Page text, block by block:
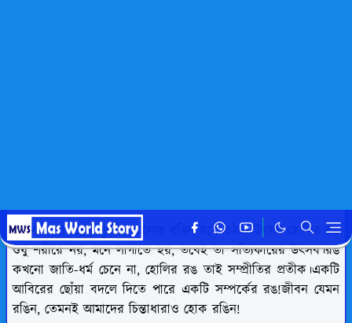
হোলি হলো নতুন সূর্যের আলোয় রঙিন হয়ে ওঠার উৎসব।হোলির রঙ
শুধু শরীরে নয়, মনে লাগাতে হয়, তবেই তা সত্যিকারের উৎসব।রঙ
কখনো জাতি-ধর্ম চেনে না, হোলির রঙ তাই সম্প্রীতির প্রতীক।একটি
আবিরের ছোঁয়া বদলে দিতে পারে একটি সম্পর্কের রঙ!জীবন যেমন
রঙিন, তেমনই আমাদের চিন্তাধারাও হোক রঙিন!